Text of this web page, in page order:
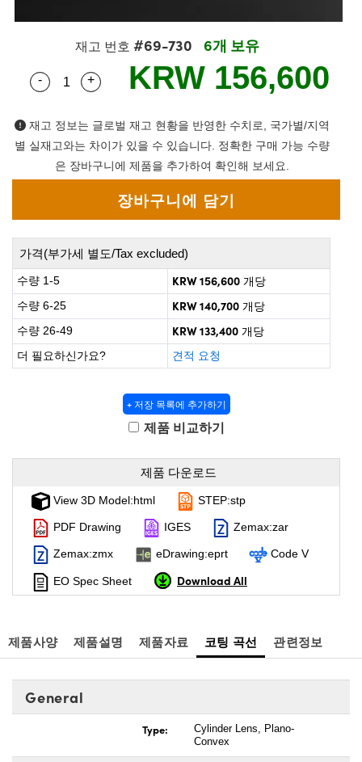
재고 번호 #69-730 6개 보유
Quantity Selector
- Use the plus and minus buttons to adjust the
+ KRW 156,600
재고 정보는 글로벌 재고 현황을 반영한 수치로, 국가별/지역
별 실재고와는 차이가 있을 수 있습니다. 정확한 구매 가능 수량
은 장바구니에 제품을 추가하여 확인해 보세요.
가격(부가세 별도/Tax excluded)
수량 1-5 KRW 156,600 개당
수량 6-25
KRW 140,700 개당
수량 26-49
KRW 133,400 개당
더 필요하신가요?
견적 요청
+ 저장 목록에 추가하기
제품 비교하기
제품 다운로드
View 3D Model:html STEP:stp
PDF Drawing IGES Zemax:zar
Zemax:zmx eDrawing:eprt Code V
EO Spec Sheet Download All
제품사양 제품설명 제품자료 코팅 곡선 관련정보
General
Type:
Cylinder Lens, Plano-
Convex